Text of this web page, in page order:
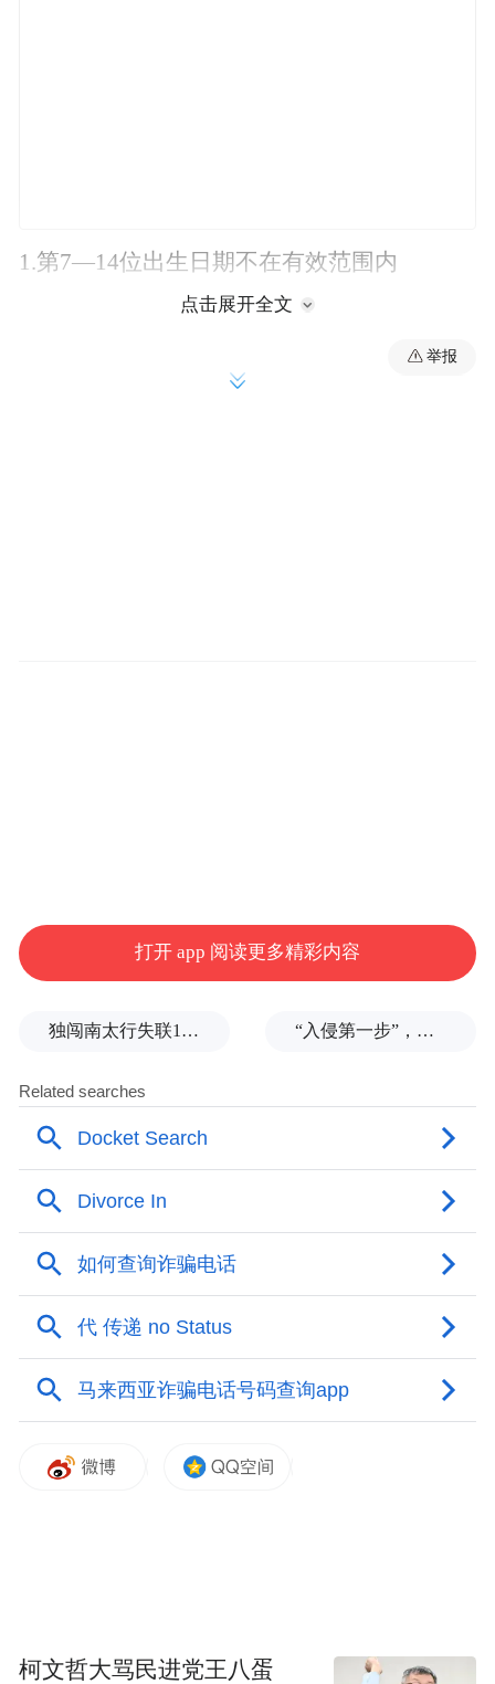
1.第7—14位出生日期不在有效范围内
3.身份证号码位数非18位
请广大参保人相互转告，及时核对个人信
询。（椰网/海拔新闻记者 陈王凤）
来源：国际旅游岛商报
“特别声明：以上作品内容(包括在内的视频、图片或音
频)为凤凰网旗下自媒体平台“大风号”用户上传并发
布，本平台仅提供信息存储空间服务。
Notice: The content above (including the videos,
pictures and audios if any) is uploaded and posted
by the user of Dafeng Hao, which is a social media
platform and merely provides information storage
点击展开全文
举报
打开 app 阅读更多精彩内容
独闯南太行失联14天的女子已确认遇难，遗体在悬崖被找到 “入侵第一步”，与特朗普关系密切美企被曝强闯格陵兰岛
柯文哲大骂民进党王八蛋